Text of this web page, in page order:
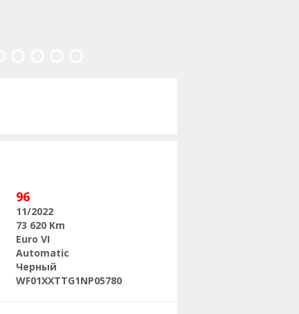
96
11/2022
73 620 Km
Euro VI
Automatic
Черный
WF01XXTTG1NP05780